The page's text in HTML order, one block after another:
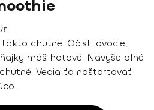
chutne. Očisti ovocie,
máš hotové. Navyše plné
Vedia ťa naštartovať